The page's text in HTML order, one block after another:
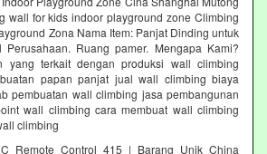
wall for kids indoor playground zone Climbing
Zona Nama Item: Panjat Dinding untuk
Perusahaan. Ruang pamer. Mengapa Kami?
yang terkait dengan produksi wall climbing
papan panjat jual wall climbing biaya
pembuatan wall climbing jasa pembangunan
wall climbing cara membuat wall climbing
climbing
Remote Control 415 | Barang Unik China